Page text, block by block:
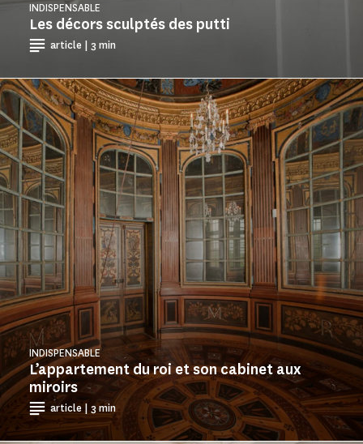
Les décors sculptés des putti
INDISPENSABLE
article | 3 min
L’appartement du roi et son cabinet aux
miroirs
INDISPENSABLE
article | 3 min